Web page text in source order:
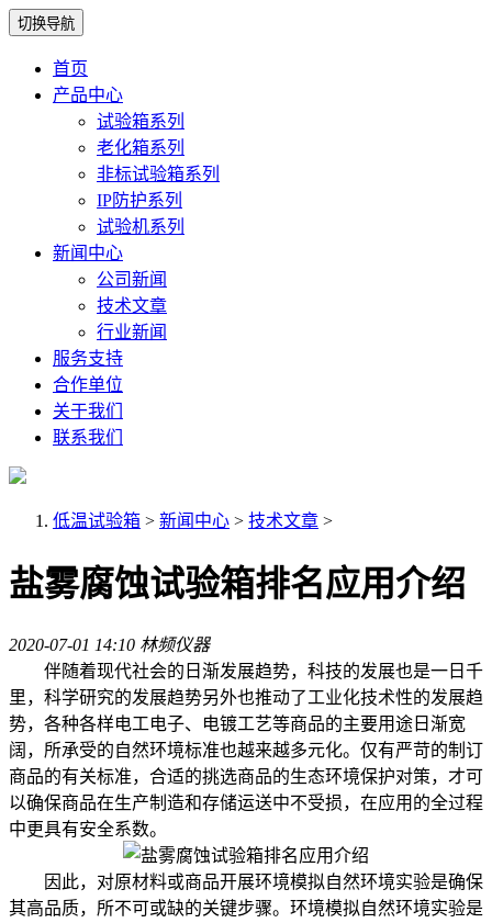
切换导航
首页
产品中心
试验箱系列
老化箱系列
非标试验箱系列
IP防护系列
试验机系列
新闻中心
公司新闻
技术文章
行业新闻
服务支持
合作单位
关于我们
联系我们
低温试验箱 > 新闻中心 > 技术文章 >
盐雾腐蚀试验箱排名应用介绍
2020-07-01 14:10 林频仪器
伴随着现代社会的日渐发展趋势，科技的发展也是一日千
里，科学研究的发展趋势另外也推动了工业化技术性的发展趋
势，各种各样电工电子、电镀工艺等商品的主要用途日渐宽
阔，所承受的自然环境标准也越来越多元化。仅有严苛的制订
商品的有关标准，合适的挑选商品的生态环境保护对策，才可
以确保商品在生产制造和存储运送中不受损，在应用的全过程
中更具有安全系数。
因此，对原材料或商品开展环境模拟自然环境实验是确保
其高品质，所不可或缺的关键步骤。环境模拟自然环境实验是